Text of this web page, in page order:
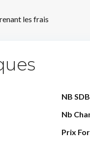
les frais
NB
Nb
Prix